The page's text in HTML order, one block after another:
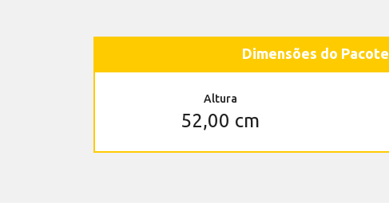
Dimensões do Pacote
Altura
52,00 cm